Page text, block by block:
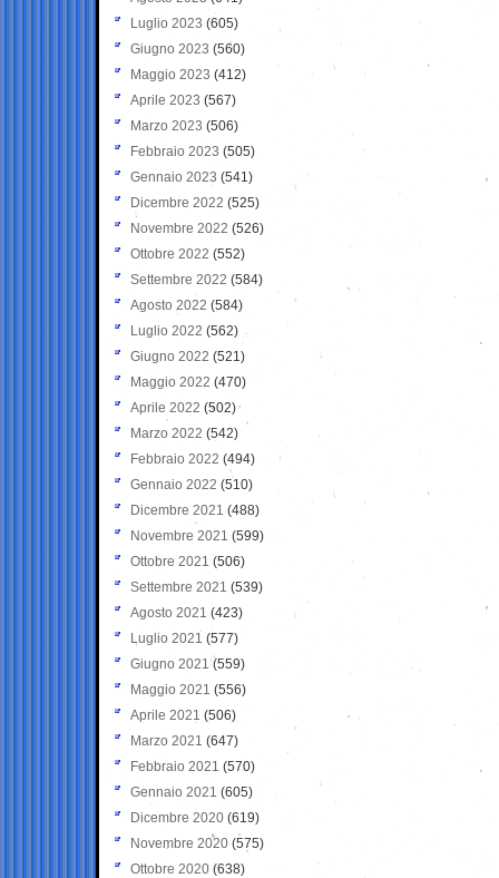
Luglio 2023 (605)
Giugno 2023 (560)
Maggio 2023 (412)
Aprile 2023 (567)
Marzo 2023 (506)
Febbraio 2023 (505)
Gennaio 2023 (541)
Dicembre 2022 (525)
Novembre 2022 (526)
Ottobre 2022 (552)
Settembre 2022 (584)
Agosto 2022 (584)
Luglio 2022 (562)
Giugno 2022 (521)
Maggio 2022 (470)
Aprile 2022 (502)
Marzo 2022 (542)
Febbraio 2022 (494)
Gennaio 2022 (510)
Dicembre 2021 (488)
Novembre 2021 (599)
Ottobre 2021 (506)
Settembre 2021 (539)
Agosto 2021 (423)
Luglio 2021 (577)
Giugno 2021(559)
Maggio 2021 (556)
Aprile 2021 (506)
Marzo 2021 (647)
Febbraio 2021 (570)
Gennaio 2021 (605)
Dicembre 2020 (619)
Novembre 2020 (575)
Ottobre 2020 (638)